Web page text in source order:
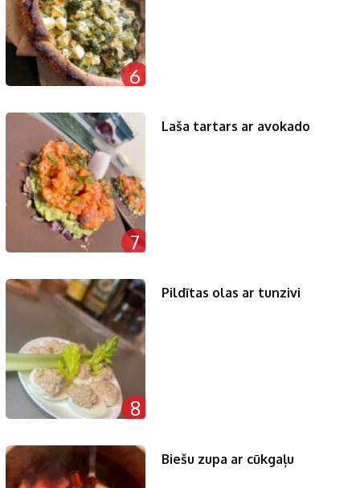
6
7
Laša tartars ar avokado
8
Pildītas olas ar tunzivi
Biešu zupa ar cūkgaļu